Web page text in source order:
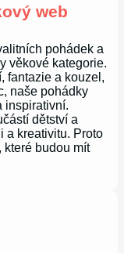
web
pohádek a
věkové kategorie.
fantazie a kouzel,
naše pohádky
inspirativní.
dětství a
a kreativitu. Proto
které budou mít